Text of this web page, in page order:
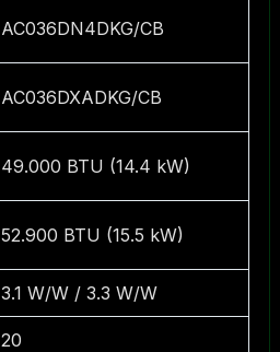
AC036DN4DKG/CB
AC036DXADKG/CB
49.000 BTU (14.4 kW)
52.900 BTU (15.5 kW)
3.1 W/W / 3.3 W/W
20